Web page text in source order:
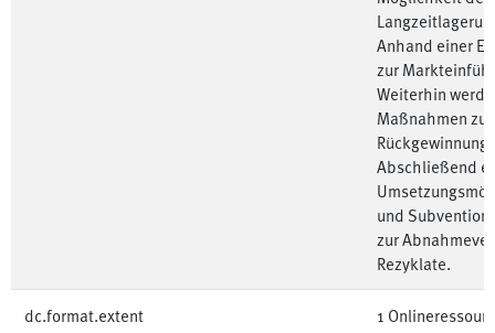
Anhand einer
zur
Weiterhin
Maßnahmen
Abschließend
und
zur
Rezyklate.
dc.format.extent 1